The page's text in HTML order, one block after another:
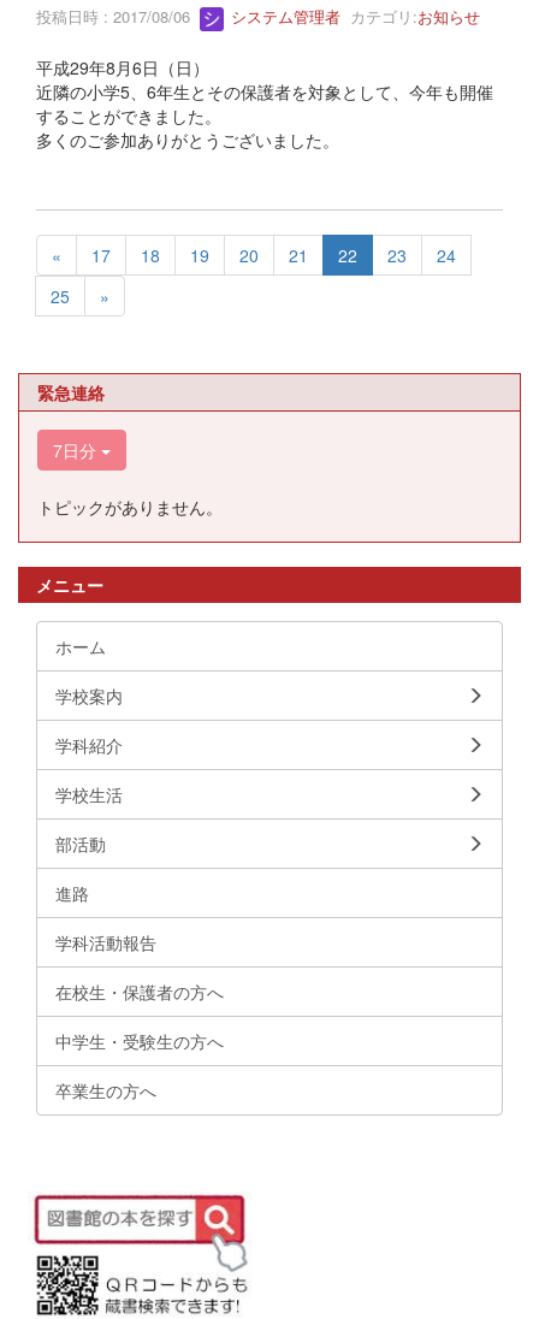
投稿日時 : 2017/08/06 システム管理者 カテゴリ:お知らせ
平成29年8月6日（日）
近隣の小学5、6年生とその保護者を対象として、今年も開催
することができました。
多くのご参加ありがとうございました。
« 17 18 19 20 21 22 23
24
25
»
緊急連絡
7日分
トピックがありません。
メニュー
ホーム
学校案内
学科紹介
学校生活
部活動
進路
学科活動報告
在校生・保護者の方へ
中学生・受験生の方へ
卒業生の方へ